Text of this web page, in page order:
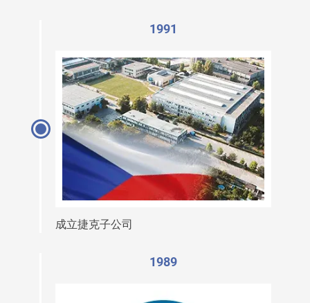
1991
成立捷克子公司
1989